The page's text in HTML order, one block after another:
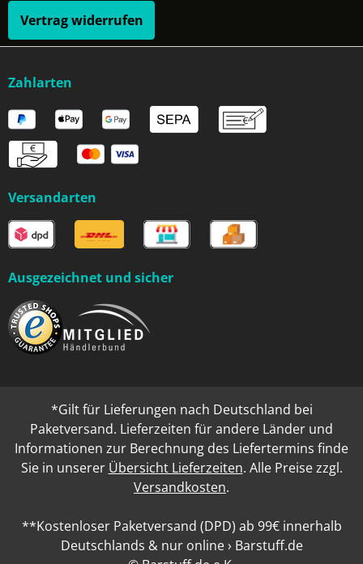
Vertrag widerrufen
Zahlarten
Versandarten
Ausgezeichnet und sicher
*Gilt für Lieferungen nach Deutschland bei
Paketversand. Lieferzeiten für andere Länder und
Informationen zur Berechnung des Liefertermins finde
Sie in unserer Übersicht Lieferzeiten. Alle Preise zzgl.
Versandkosten.
**Kostenloser Paketversand (DPD) ab 99€ innerhalb
Deutschlands & nur online › Barstuff.de